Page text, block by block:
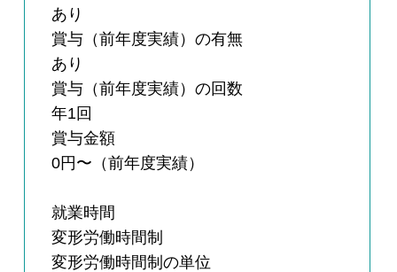
あり
賞与（前年度実績）の有無
あり
賞与（前年度実績）の回数
年1回
賞与金額
0円〜（前年度実績）
就業時間
変形労働時間制
変形労働時間制の単位